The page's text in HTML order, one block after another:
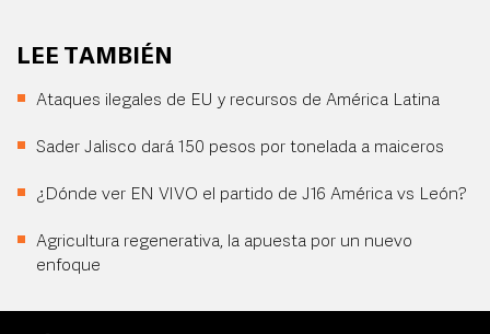
LEE TAMBIÉN
Ataques ilegales de EU y recursos de América Latina
Sader Jalisco dará 150 pesos por tonelada a maiceros
¿Dónde ver EN VIVO el partido de J16 América vs León?
Agricultura regenerativa, la apuesta por un nuevo
enfoque